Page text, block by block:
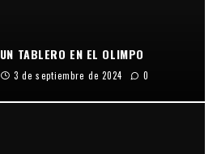
TABLERO EN EL OLIMPO
3 de septiembre de 2024 0